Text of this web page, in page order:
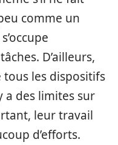
comme un
D’ailleurs,
tous les dispositifs
a des limites sur
leur travail
d’efforts.